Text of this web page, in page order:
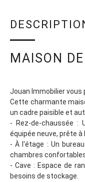
MAISON
Jouan Immobilier vous
Cette charmante
un cadre paisible et
- Rez-de-chaussée :
équipée neuve, prête à
- À l'étage : Un
chambres
- Cave : Espace de
besoins de stockage.